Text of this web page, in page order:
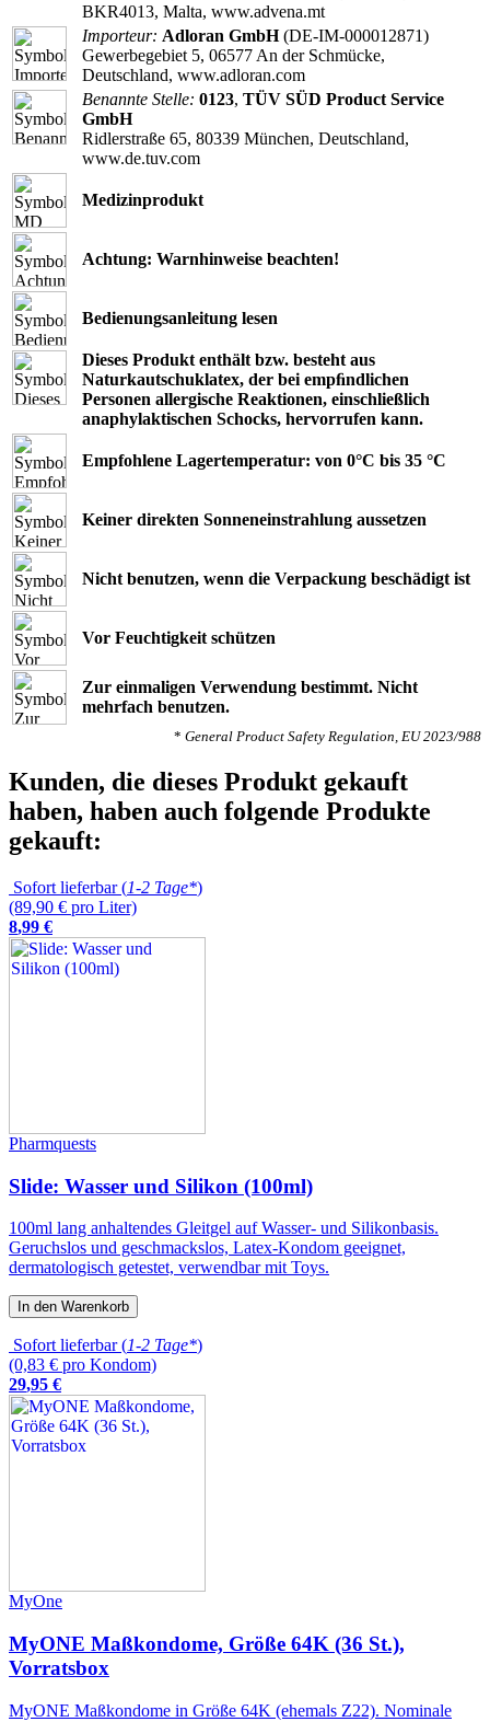
BKR4013, Malta, www.advena.mt
Importeur: Adloran GmbH(DE-IM-000012871)
Gewerbegebiet 5, 06577 An der Schmücke,
Deutschland, www.adloran.com
Benannte Stelle: 0123, TÜV SÜD Product Service
GmbH
Ridlerstraße 65, 80339 München, Deutschland,
www.de.tuv.com
Medizinprodukt
Achtung: Warnhinweise beachten!
Bedienungsanleitung lesen
Dieses Produkt enthält bzw. besteht aus
Naturkautschuklatex, der bei empﬁndlichen
Personen allergische Reaktionen, einschließlich
anaphylaktischen Schocks, hervorrufen kann.
Empfohlene Lagertemperatur: von 0°C bis 35 °C
Keiner direkten Sonneneinstrahlung aussetzen
Nicht benutzen, wenn die Verpackung beschädigt ist
Vor Feuchtigkeit schützen
Zur einmaligen Verwendung bestimmt. Nicht
mehrfach benutzen.
* General Product Safety Regulation, EU 2023/988
Kunden, die dieses Produkt gekauft
haben, haben auch folgende Produkte
gekauft:
Sofort lieferbar (1-2 Tage*)
(89,90 € pro Liter)
8,99 €
Pharmquests
Slide: Wasser und Silikon (100ml)
100ml lang anhaltendes Gleitgel auf Wasser- und Silikonbasis.
Geruchslos und geschmackslos, Latex-Kondom geeignet,
dermatologisch getestet, verwendbar mit Toys.
In den Warenkorb
Sofort lieferbar (1-2 Tage*)
(0,83 € pro Kondom)
29,95 €
MyOne
MyONE Maßkondome, Größe 64K (36 St.),
Vorratsbox
MyONE Maßkondome in Größe 64K (ehemals Z22). Nominale